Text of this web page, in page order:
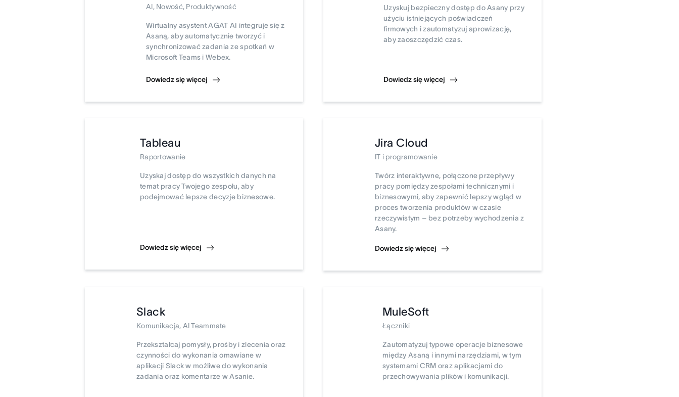
AI, Nowość, Produktywność
Wirtualny asystent AGAT AI integruje się z
Asaną, aby automatycznie tworzyć i
synchronizować zadania ze spotkań w
Microsoft Teams i Webex.
Dowiedz się więcej
Uzyskuj bezpieczny dostęp do Asany przy
użyciu istniejących poświadczeń
firmowych i zautomatyzuj aprowizację,
aby zaoszczędzić czas.
Dowiedz się więcej
Tableau
Raportowanie
Uzyskaj dostęp do wszystkich danych na
temat pracy Twojego zespołu, aby
podejmować lepsze decyzje biznesowe.
Dowiedz się więcej
Jira Cloud
IT i programowanie
Twórz interaktywne, połączone przepływy
pracy pomiędzy zespołami technicznymi i
biznesowymi, aby zapewnić lepszy wgląd w
proces tworzenia produktów w czasie
rzeczywistym – bez potrzeby wychodzenia z
Asany.
Dowiedz się więcej
Slack
Komunikacja, AI Teammate
Przekształcaj pomysły, prośby i zlecenia oraz
czynności do wykonania omawiane w
aplikacji Slack w możliwe do wykonania
zadania oraz komentarze w Asanie.
MuleSoft
Łączniki
Zautomatyzuj typowe operacje biznesowe
między Asaną i innymi narzędziami, w tym
systemami CRM oraz aplikacjami do
przechowywania plików i komunikacji.